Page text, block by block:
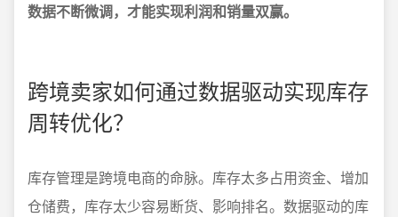
数据不断微调，才能实现利润和销量双赢。
跨境卖家如何通过数据驱动实现库存
周转优化？
库存管理是跨境电商的命脉。库存太多占用资金、增加
仓储费，库存太少容易断货、影响排名。数据驱动的库